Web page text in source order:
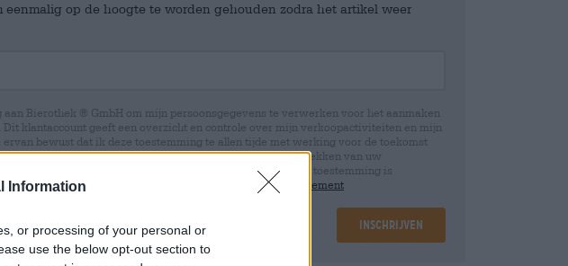
Information
or processing of your personal or
use the below opt-out section to
eenmalig op de hoogte te worden gehouden zodra het artikel weer
Bierothek ® GmbH om mijn persoonsgegevens te verwerken voor het aanmaken
Dit klantaccount geeft een overzicht en controle over mijn verkoopactiviteiten en mijn
ervan bewust dat ik deze toestemming te allen tijde met werking voor de toekomst
naar shop@bierothek.de. Wij informeren u dat het intrekken van uw
de rechtmatigheid van de verwerking die op basis van uw toestemming is
Meer informatie vindt u in onze
data protection statement
Inschrijven